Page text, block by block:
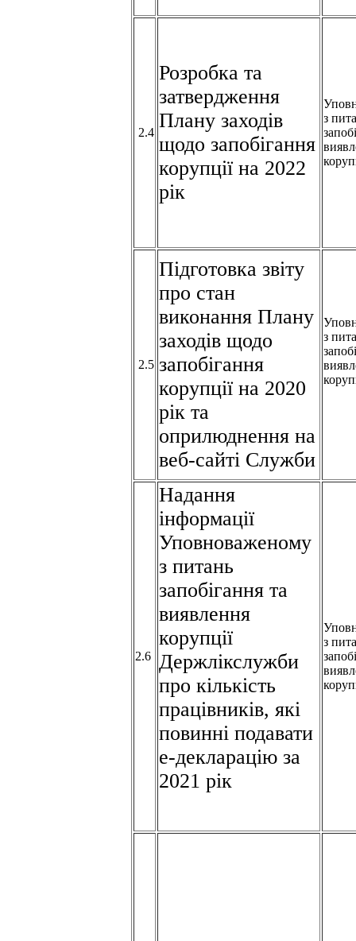
2.4
Розробка та
затвердження
Плану заходів
щодо запобігання
корупції на 2022
рік
з
2.5
Підготовка звіту
про стан
виконання Плану
заходів щодо
запобігання
корупції на 2020
рік та
оприлюднення на
веб-сайті Служби
з
2.6
Надання
інформації
Уповноваженому
з питань
запобігання та
виявлення
корупції
Держлікслужби
про кількість
працівників, які
повинні подавати
е-декларацію за
2021 рік
з